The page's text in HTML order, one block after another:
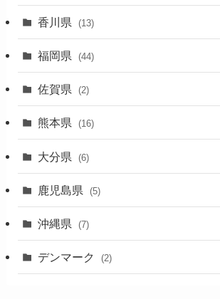
香川県 (13)
福岡県 (44)
佐賀県 (2)
熊本県 (16)
大分県 (6)
鹿児島県 (5)
沖縄県 (7)
デンマーク (2)